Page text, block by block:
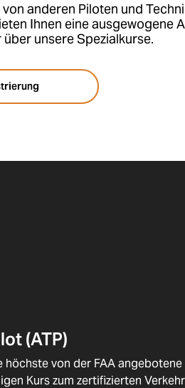
anderen Piloten und
Ihnen eine ausgewogene
unsere Spezialkurse.
(ATP)
höchste von der FAA
Kurs zum zertifizierten